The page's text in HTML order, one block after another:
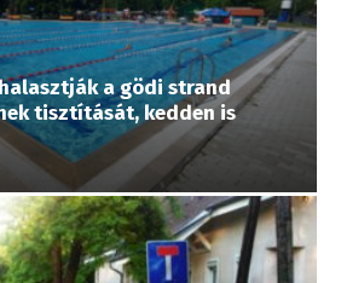
a gödi strand
tisztítását, kedden is